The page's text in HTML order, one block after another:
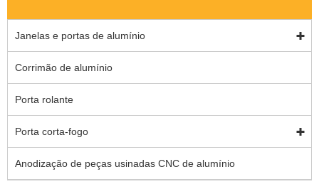
Janelas e portas de alumínio
Corrimão de alumínio
Porta rolante
Porta corta-fogo
Anodização de peças usinadas CNC de alumínio